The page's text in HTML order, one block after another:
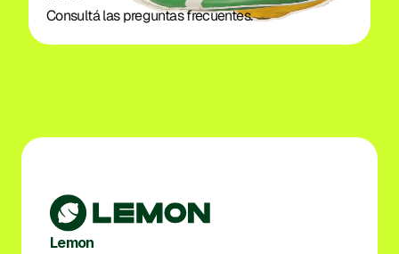
Consultá las preguntas frecuentes.
Lemon